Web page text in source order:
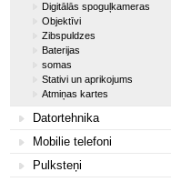
Digitālās spoguļkameras
Objektīvi
Zibspuldzes
Baterijas
somas
Stativi un aprikojums
Atmiņas kartes
Datortehnika
Mobilie telefoni
Pulksteņi